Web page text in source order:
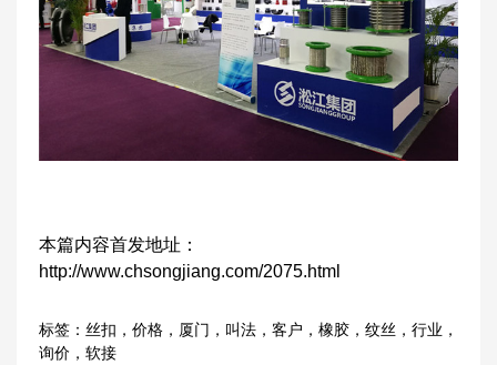
本篇内容首发地址：
http://www.chsongjiang.com/2075.html
标签： 丝扣 ， 价格 ， 厦门 ， 叫法 ， 客户 ， 橡胶 ， 纹丝 ， 行业 ，
询价 ， 软接